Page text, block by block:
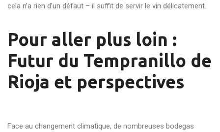
cela n’a rien d’un défaut – il suffit de servir le vin délicatement.
Pour aller plus loin :
Futur du Tempranillo de
Rioja et perspectives
Face au changement climatique, de nombreuses bodegas